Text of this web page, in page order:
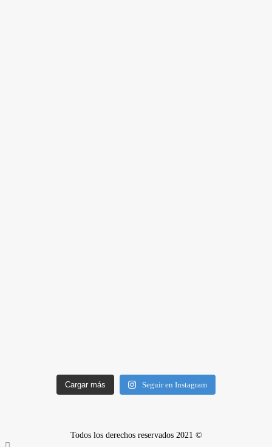
Cargar más Seguir en Instagram
Todos los derechos reservados 2021 ©